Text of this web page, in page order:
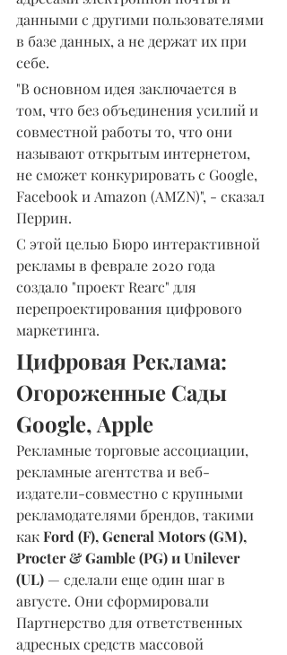
данными с другими пользователями
в базе данных, а не держат их при
себе.
"В основном идея заключается в
том, что без объединения усилий и
совместной работы то, что они
называют открытым интернетом,
не сможет конкурировать с Google,
Facebook и Amazon (AMZN)", - сказал
Перрин.
С этой целью Бюро интерактивной
рекламы в феврале 2020 года
создало "проект Rearc" для
перепроектирования цифрового
маркетинга.
Цифровая Реклама:
Огороженные Сады
Google, Apple
Рекламные торговые ассоциации,
рекламные агентства и веб-
издатели-совместно с крупными
рекламодателями брендов, такими
как Ford (F), General Motors (GM),
Procter & Gamble (PG) и Unilever
(UL) — сделали еще один шаг в
августе. Они сформировали
Партнерство для ответственных
адресных средств массовой